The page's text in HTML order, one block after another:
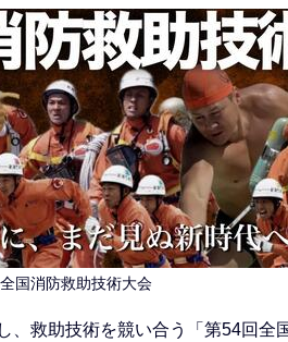
国消防救助技術大会
救助技術を競い合う「第54回全